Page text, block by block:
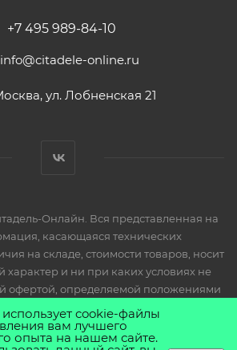
+7 495 989-84-10
info@citadele-online.ru
ул. Лобненская 21
Онлайн. Вся представленная на
касающаяся технических
на складе, стоимости товаров, носит
и ни при каких условиях не
офертой, определяемой положениями
Гражданского кодекса РФ.
cookie-файлы
вам лучшего
опыта на нашем сайте.